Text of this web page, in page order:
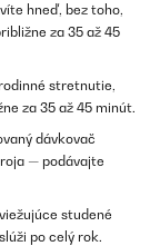
hneď, bez toho,
za 35 až 45
stretnutie,
za 35 až 45 minút.
dávkovač
— podávajte
studené
po celý rok.